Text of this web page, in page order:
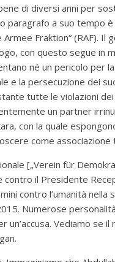
di diversi anni per
paragrafo a suo tempo
Fraktion“ (RAF). Il
con questo segue in
né un pericolo per
e la persecuzione dei
tutte le violazioni
un partner
con la quale
come
[„Verein für
contro il Presidente
contro l’umanità nella
Numerose
Vediamo se